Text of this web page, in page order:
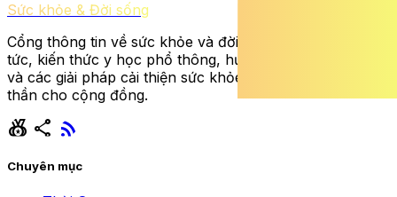
Sức khỏe & Đời sống
Cổng thông tin về sức khỏe và đời sống cung cấp tin
tức, kiến thức y học phổ thông, hướng dẫn dinh dưỡng
và các giải pháp cải thiện sức khỏe thể chất lẫn tinh
thần cho cộng đồng.
social_leaderboard share rss_feed
Chuyên mục